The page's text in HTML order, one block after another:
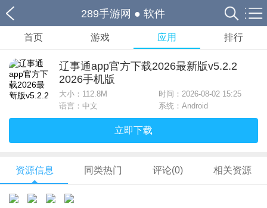
289手游网 ● 软件
首页 游戏 应用 排行
辽事通app官方下载2026最新版v5.2.2
2026手机版
大小： 112.8M
时间：2026-08-02 15:25
语言：中文
系统：Android
立即下载
资源信息 同类热门 评论(0) 相关资源